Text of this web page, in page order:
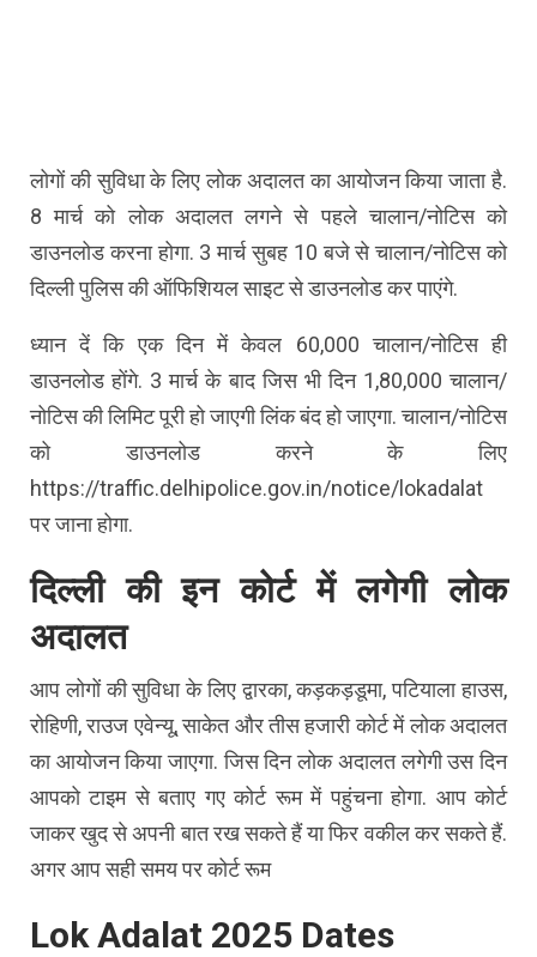
लोगों की सुविधा के लिए लोक अदालत का आयोजन किया जाता है.
8 मार्च को लोक अदालत लगने से पहले चालान/नोटिस को
डाउनलोड करना होगा. 3 मार्च सुबह 10 बजे से चालान/नोटिस को
दिल्ली पुलिस की ऑफिशियल साइट से डाउनलोड कर पाएंगे.
ध्यान दें कि एक दिन में केवल 60,000 चालान/नोटिस ही
डाउनलोड होंगे. 3 मार्च के बाद जिस भी दिन 1,80,000 चालान/
नोटिस की लिमिट पूरी हो जाएगी लिंक बंद हो जाएगा. चालान/नोटिस
को डाउनलोड करने के लिए
https://traffic.delhipolice.gov.in/notice/lokadalat
पर जाना होगा.
दिल्ली की इन कोर्ट में लगेगी लोक
अदालत
आप लोगों की सुविधा के लिए द्वारका, कड़कड़डूमा, पटियाला हाउस,
रोहिणी, राउज एवेन्यू, साकेत और तीस हजारी कोर्ट में लोक अदालत
का आयोजन किया जाएगा. जिस दिन लोक अदालत लगेगी उस दिन
आपको टाइम से बताए गए कोर्ट रूम में पहुंचना होगा. आप कोर्ट
जाकर खुद से अपनी बात रख सकते हैं या फिर वकील कर सकते हैं.
अगर आप सही समय पर कोर्ट रूम
Lok Adalat 2025 Dates